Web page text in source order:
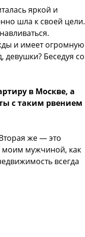
яркой и
шла к своей цели.
и имеет огромную
девушки? Беседуя со
в Москве, а
с таким рвением
же — это
моим мужчиной, как
всегда